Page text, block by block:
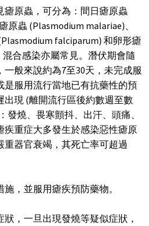
瘧原蟲，可分為：間日瘧原蟲
原蟲 (Plasmodium malariae)、
falciparum) 和卵形瘧
混合感染亦屬常見。潛伏期會隨
般來說約為7至30天，未完成服
是服用流行當地已有抗藥性的預
現 (離開流行區後約數週至數
發燒、畏寒顫抖、出汗、頭痛、
疾重症大多發生於感染惡性瘧原
器官衰竭，其死亡率可超過
施，並服用瘧疾預防藥物。
狀，一旦出現發燒等疑似症狀，